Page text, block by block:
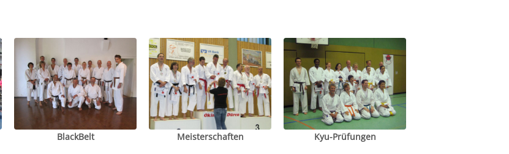
BlackBelt Meisterschaften Kyu-Prüfungen